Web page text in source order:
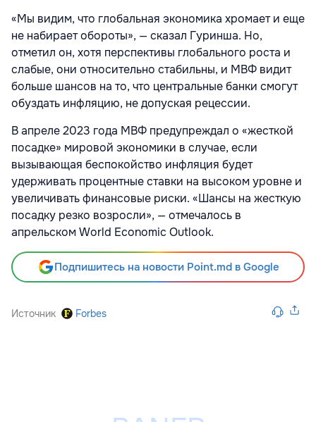
«Мы видим, что глобальная экономика хромает и еще
не набирает обороты», — сказал Гуринша. Но,
отметил он, хотя перспективы глобального роста и
слабые, они относительно стабильны, и МВФ видит
больше шансов на то, что центральные банки смогут
обуздать инфляцию, не допуская рецессии.
В апреле 2023 года МВФ предупреждал о «жесткой
посадке» мировой экономики в случае, если
вызывающая беспокойство инфляция будет
удерживать процентные ставки на высоком уровне и
увеличивать финансовые риски. «Шансы на жесткую
посадку резко возросли», — отмечалось в
апрельском World Economic Outlook.
Подпишитесь на новости Point.md в Google
Источник Forbes